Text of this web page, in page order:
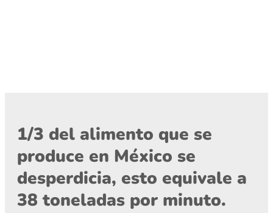
1/3 del alimento que se
produce en México se
desperdicia, esto equivale a
38 toneladas por minuto.